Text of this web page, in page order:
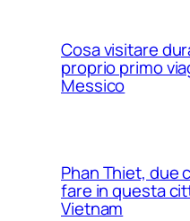
Cosa visitare
proprio primo
Messico
Phan Thiet, due
fare in questa
Vietnam